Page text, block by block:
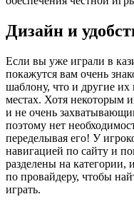
Дизайн и
Если вы уже играли в
покажутся вам очень
шаблону, что и другие
местах. Хотя некоторым
и не очень
поэтому нет
переделывая его! У
навигацией по сайту и
разделены на категории,
по провайдеру, чтобы
играть.